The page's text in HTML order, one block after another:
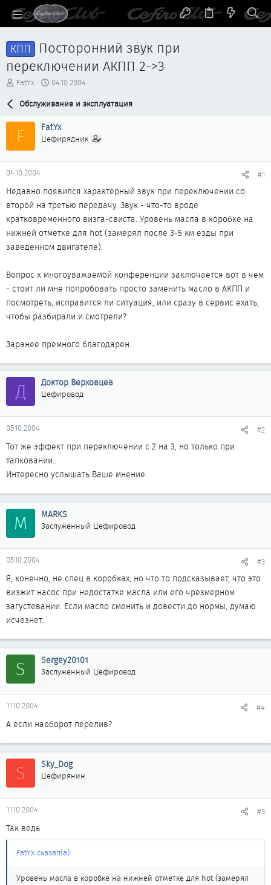
КПП
Посторонний звук при
переключении АКПП 2->3
А
р
м
ы
FatYx
Д
т
н
а
ч
а
04.10.2004
Обслуживание и эксплуатация
F FatYx
Цефирядник
04.10.2004 #1
Недавно появился характерный звук при переключении со
второй на третью передачу. Звук - что-то вроде
кратковременного визга-свиста. Уровень масла в коробке на
нижней отметке для hot (замерял после 3-5 км езды при
заведенном двигателе).
Вопрос к многоуважаемой конференции заключается вот в чем
- стоит ли мне попробовать просто заменить масло в АКПП и
посмотреть, исправится ли ситуация, или сразу в сервис ехать,
чтобы разбирали и смотрели?
Заранее премного благодарен.
Д Доктор Верховцев
Цефировод
05.10.2004 #2
Тот же эффект при переключении с 2 на 3, но только при
тапковании..
Интересно услышать Ваше мнение..
M MARKS
Заслуженный Цефировод
05.10.2004 #3
Я, конечно, не спец в коробках, но что то подсказывает, что это
визжит насос при недостатке масла или его чрезмерном
загустевании. Если масло сменить и довести до нормы, думаю
исчезнет.
S Sergey20101
Заслуженный Цефировод
11.10.2004 #4
А если наоборот перелив?
S Sky_Dog
Цефирянин
11.10.2004 #5
Так ведь
FatYx сказал(а):
Уровень масла в коробке на нижней отметке для hot (замерял